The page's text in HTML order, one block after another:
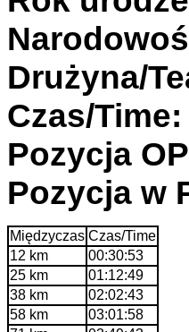
Drużyna/
Czas/
Pozycja
Pozycja w
Międzyczas Czas/Time
12 km
00:30:53
25 km
01:12:49
38 km
02:02:43
58 km
03:01:58